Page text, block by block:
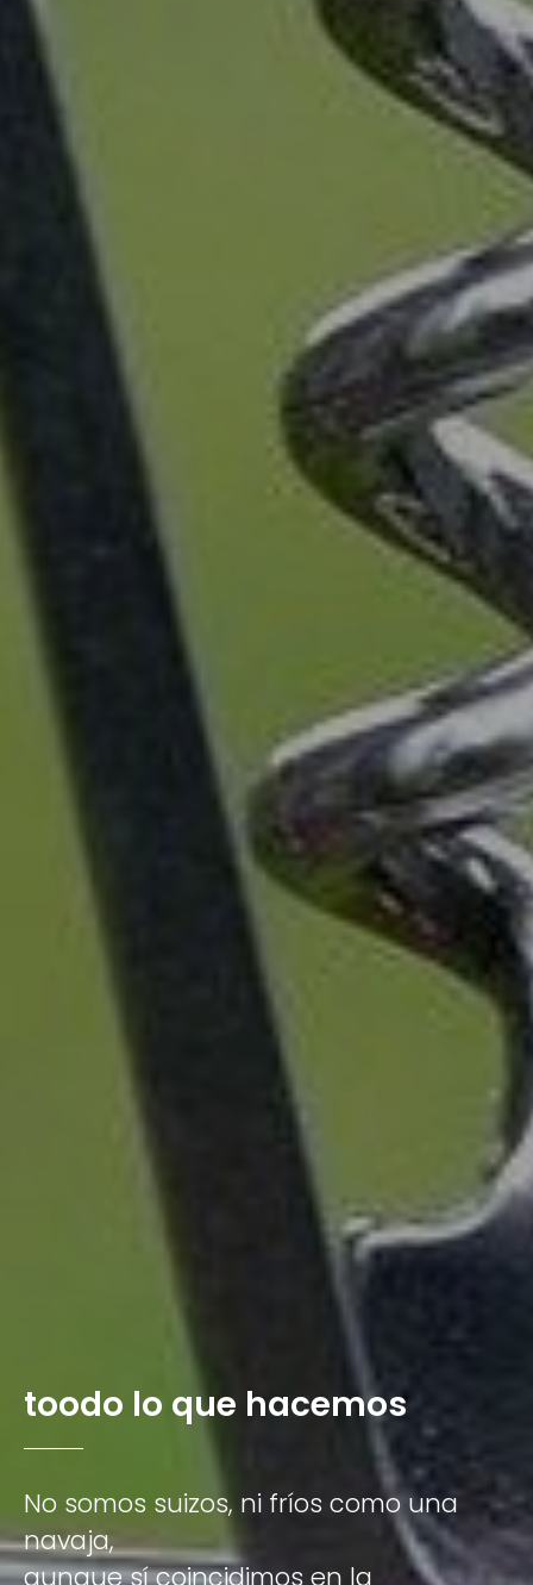
toodo lo que hacemos
No somos suizos, ni fríos como una
navaja,
aunque sí coincidimos en la